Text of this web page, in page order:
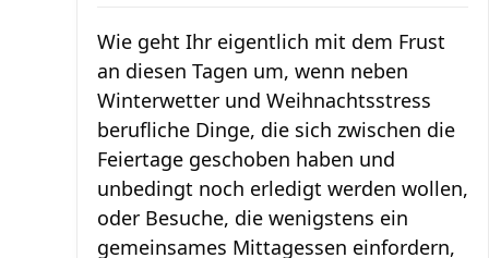
Wie geht Ihr eigentlich mit dem Frust
an diesen Tagen um, wenn neben
Winterwetter und Weihnachtsstress
berufliche Dinge, die sich zwischen die
Feiertage geschoben haben und
unbedingt noch erledigt werden wollen,
oder Besuche, die wenigstens ein
gemeinsames Mittagessen einfordern,